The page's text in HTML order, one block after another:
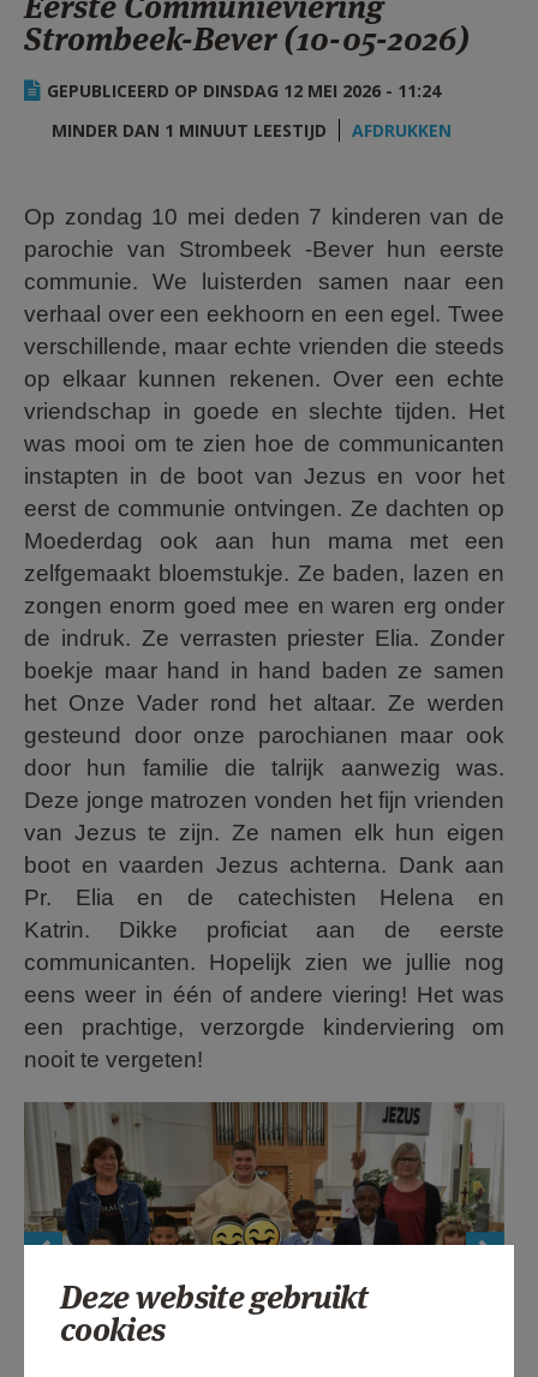
AANMELDEN OF REGISTREREN
Strombeek-Bever (10-05-2026)
GEPUBLICEERD OP DINSDAG 12 MEI 2026 - 11:24
MINDER DAN 1 MINUUT LEESTIJD
AFDRUKKEN
Op zondag 10 mei deden 7 kinderen van de
parochie van Strombeek -Bever hun eerste
communie. We luisterden samen naar een
verhaal over een eekhoorn en een egel. Twee
verschillende, maar echte vrienden die steeds
op elkaar kunnen rekenen. Over een echte
vriendschap in goede en slechte tijden. Het
was mooi om te zien hoe de communicanten
instapten in de boot van Jezus en voor het
eerst de communie ontvingen. Ze dachten op
Moederdag ook aan hun mama met een
zelfgemaakt bloemstukje. Ze baden, lazen en
zongen enorm goed mee en waren erg onder
de indruk. Ze verrasten priester Elia. Zonder
boekje maar hand in hand baden ze samen
het Onze Vader rond het altaar. Ze werden
gesteund door onze parochianen maar ook
door hun familie die talrijk aanwezig was.
Deze jonge matrozen vonden het fijn vrienden
van Jezus te zijn. Ze namen elk hun eigen
boot en vaarden Jezus achterna. Dank aan
Pr. Elia en de catechisten Helena en
Katrin. Dikke proficiat aan de eerste
communicanten. Hopelijk zien we jullie nog
eens weer in één of andere viering! Het was
een prachtige, verzorgde kinderviering om
nooit te vergeten!
Deze website gebruikt
cookies